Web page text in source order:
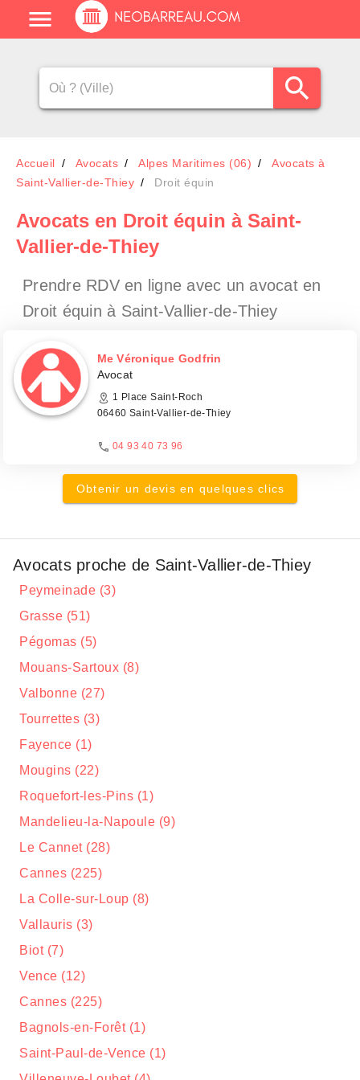
Accueil Avocats Alpes Maritimes (06)
Avocats à
Saint-Vallier-de-Thiey
Droit équin
Avocats en Droit équin à Saint-
Vallier-de-Thiey
Prendre RDV en ligne avec un avocat en
Droit équin à Saint-Vallier-de-Thiey
Me Véronique Godfrin
Avocat
1 Place Saint-Roch
06460 Saint-Vallier-de-Thiey
04 93 40 73 96
Obtenir un devis en quelques clics
Avocats proche de Saint-Vallier-de-Thiey
Peymeinade (3)
Grasse (51)
Pégomas (5)
Mouans-Sartoux (8)
Valbonne (27)
Tourrettes (3)
Fayence (1)
Mougins (22)
Roquefort-les-Pins (1)
Mandelieu-la-Napoule (9)
Le Cannet (28)
Cannes (225)
La Colle-sur-Loup (8)
Vallauris (3)
Biot (7)
Vence (12)
Cannes (225)
Bagnols-en-Forêt (1)
Saint-Paul-de-Vence (1)